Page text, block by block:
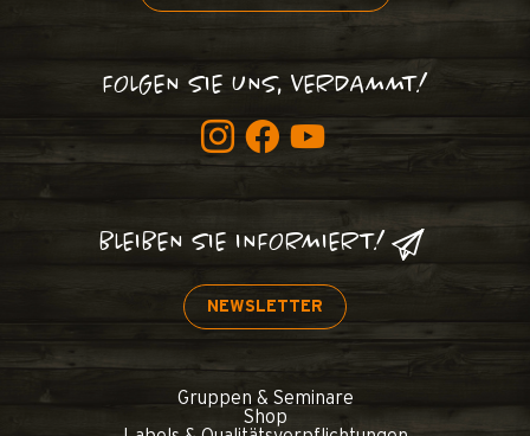
FOLGEN SIE UNS, VERDAMMT!
BLEIBEN SIE INFORMIERT!
NEWSLETTER
Gruppen & Seminare
Shop